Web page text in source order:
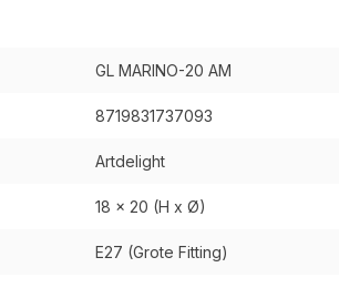
GL MARINO-20 AM
8719831737093
Artdelight
18 x 20 (H x Ø)
E27 (Grote Fitting)